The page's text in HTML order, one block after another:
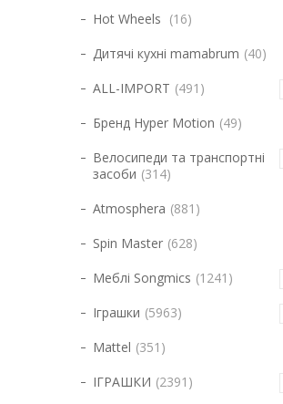
Hot Wheels
16
Дитячі кухні mamabrum 40
ALL-IMPORT 491
Бренд Hyper Motion 49
Велосипеди та транспортні
засоби 314
Atmosphera 881
Spin Master 628
Меблі Songmics 1241
Іграшки 5963
Mattel 351
ІГРАШКИ 2391